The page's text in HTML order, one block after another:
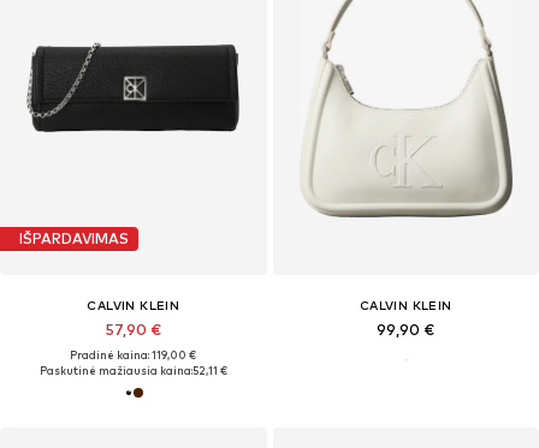
IŠPARDAVIMAS
CALVIN KLEIN
57,90 €
Pradinė kaina: 119,00 €
Paskutinė mažiausia kaina:52,11 €
CALVIN KLEIN
99,90 €